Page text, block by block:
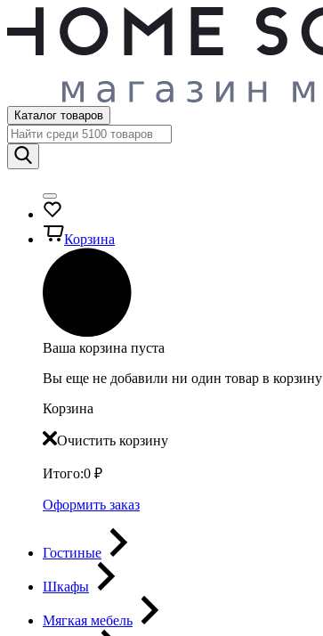
Каталог товаров
Корзина
Ваша корзина пуста
Вы еще не добавили ни один товар в корзину
Корзина
Очистить корзину
Итого:0 ₽
Оформить заказ
Гостиные
Шкафы
Мягкая мебель